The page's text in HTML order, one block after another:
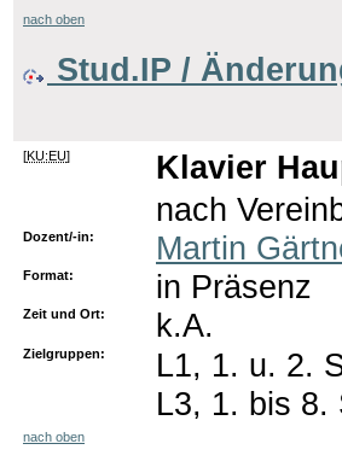
nach oben
Stud.IP /
[KU:EU]
Klavier
nach
Dozent/-in: Martin
Format: in Präsenz
Zeit und Ort: k.A.
Zielgruppen:
L1, 1. u. 2.
L3, 1. bis 8.
nach oben